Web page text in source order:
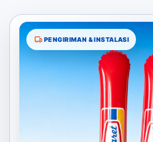
PENGIRIMAN & INSTALASI